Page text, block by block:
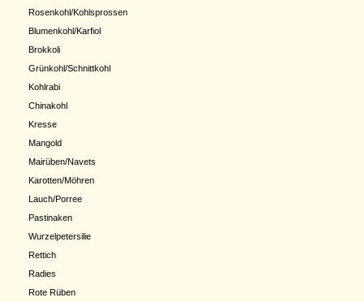
Rosenkohl/Kohlsprossen
Blumenkohl/Karfiol
Brokkoli
Grünkohl/Schnittkohl
Kohlrabi
Chinakohl
Kresse
Mangold
Mairüben/Navets
Karotten/Möhren
Lauch/Porree
Pastinaken
Wurzelpetersilie
Rettich
Radies
Rote Rüben